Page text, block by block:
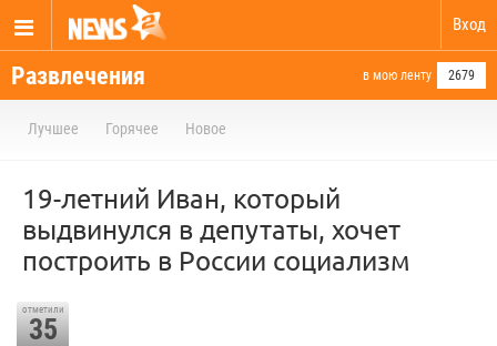
Вход
Развлечения в мою ленту 2679
Лучшее Горячее Новое
19-летний Иван, который
выдвинулся в депутаты, хочет
построить в России социализм
отметили
35